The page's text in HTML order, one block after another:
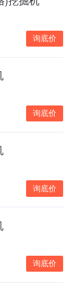
询底价
询底价
询底价
询底价